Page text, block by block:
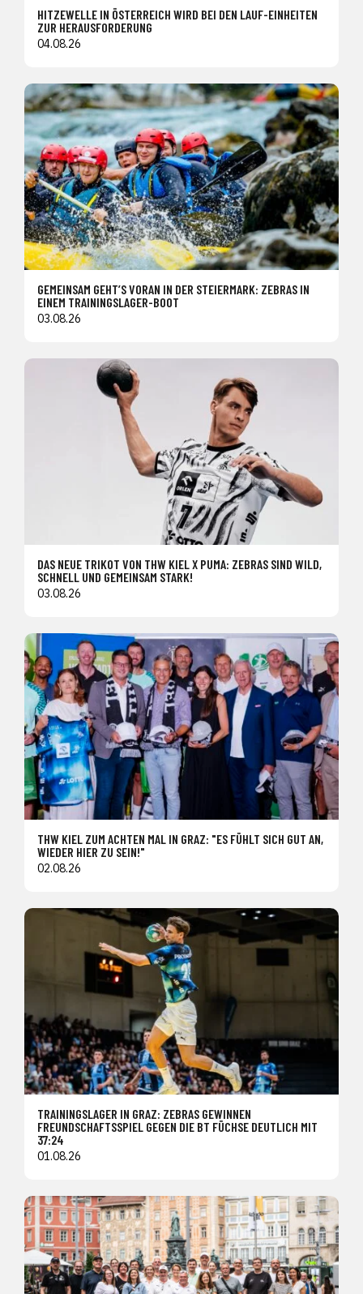
HITZEWELLE IN ÖSTERREICH WIRD BEI DEN LAUF-EINHEITEN
ZUR HERAUSFORDERUNG
04.08.26
GEMEINSAM GEHT’S VORAN IN DER STEIERMARK: ZEBRAS IN
EINEM TRAININGSLAGER-BOOT
03.08.26
DAS NEUE TRIKOT VON THW KIEL X PUMA: ZEBRAS SIND WILD,
SCHNELL UND GEMEINSAM STARK!
03.08.26
THW KIEL ZUM ACHTEN MAL IN GRAZ: "ES FÜHLT SICH GUT AN,
WIEDER HIER ZU SEIN!"
02.08.26
TRAININGSLAGER IN GRAZ: ZEBRAS GEWINNEN
FREUNDSCHAFTSSPIEL GEGEN DIE BT FÜCHSE DEUTLICH MIT
37:24
01.08.26